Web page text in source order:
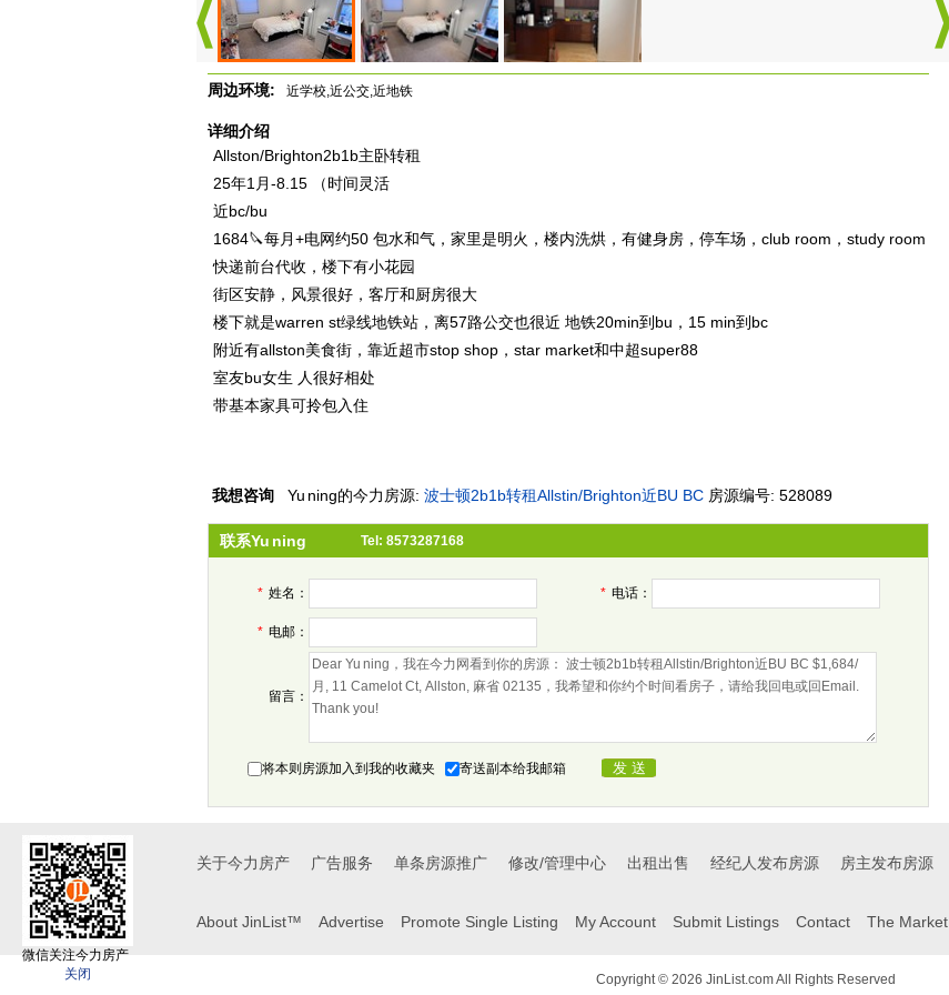
周边环境: 近学校,近公交,近地铁
详细介绍
Allston/Brighton2b1b主卧转租
25年1月-8.15 （时间灵活
近bc/bu
1684🔪每月+电网约50 包水和气，家里是明火，楼内洗烘，有健身房，停车场，club room，study room
快递前台代收，楼下有小花园
街区安静，风景很好，客厅和厨房很大
楼下就是warren st绿线地铁站，离57路公交也很近 地铁20min到bu，15 min到bc
附近有allston美食街，靠近超市stop shop，star market和中超super88
室友bu女生 人很好相处
带基本家具可拎包入住
我想咨询 Yu ning的今力房源: 波士顿2b1b转租Allstin/Brighton近BU BC 房源编号: 528089
联系Yu ning Tel: 8573287168
* 姓名： * 电话：
* 电邮：
留言：
将本则房源加入到我的收藏夹 寄送副本给我邮箱
关于今力房产 广告服务 单条房源推广 修改/管理中心 出租出售 经纪人发布房源 房主发布房源
About JinList™ Advertise Promote Single Listing My Account Submit Listings Contact The Market
Copyright © 2026 JinList.com All Rights Reserved
微信关注今力房产
关闭